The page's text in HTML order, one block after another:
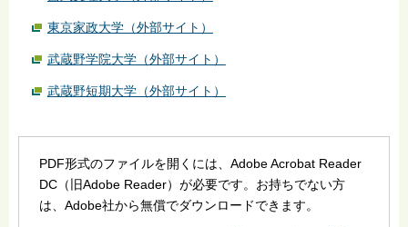
東京家政大学（外部サイト）
武蔵野学院大学（外部サイト）
武蔵野短期大学（外部サイト）
PDF形式のファイルを開くには、Adobe Acrobat Reader
DC（旧Adobe Reader）が必要です。お持ちでない方
は、Adobe社から無償でダウンロードできます。